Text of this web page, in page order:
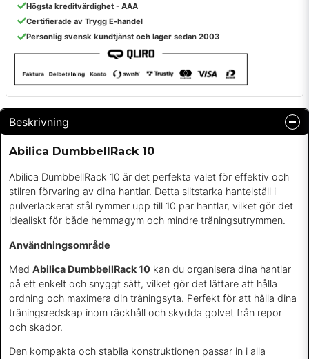
Högsta kreditvärdighet - AAA
Certifierade av Trygg E-handel
Personlig svensk kundtjänst och lager sedan 2003
Beskrivning
Abilica DumbbellRack 10
Abilica DumbbellRack 10 är det perfekta valet för effektiv och
stilren förvaring av dina hantlar. Detta slitstarka hantelställ i
pulverlackerat stål rymmer upp till 10 par hantlar, vilket gör det
idealiskt för både hemmagym och mindre träningsutrymmen.
Användningsområde
Med Abilica DumbbellRack 10 kan du organisera dina hantlar
på ett enkelt och snyggt sätt, vilket gör det lättare att hålla
ordning och maximera din träningsyta. Perfekt för att hålla dina
träningsredskap inom räckhåll och skydda golvet från repor
och skador.
Den kompakta och stabila konstruktionen passar in i alla